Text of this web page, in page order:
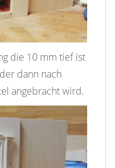
die 10 mm tief ist
dann nach
angebracht wird.